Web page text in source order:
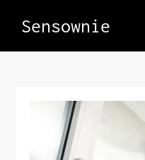
Sensownie